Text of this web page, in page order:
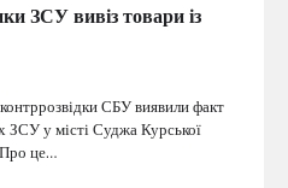
ЗСУ вивіз товари із
СБУ виявили факт
ЗСУ у місті Суджа Курської
Про це…